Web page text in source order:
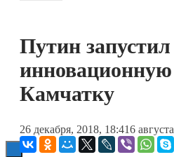
Блокчейн
Технологии
ESG
Путин запустил
инновационную
Камчатку
26 декабря, 2018, 18:416